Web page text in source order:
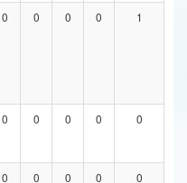
0 0 0 0 1
0 0 0 0 0
0 0 0 0 0